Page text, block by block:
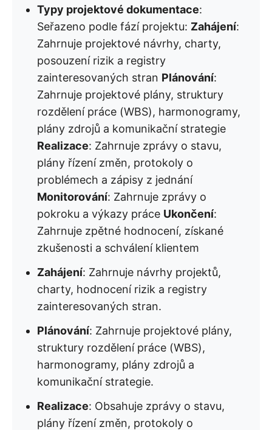
Typy projektové dokumentace:
Seřazeno podle fází projektu: Zahájení:
Zahrnuje projektové návrhy, charty,
posouzení rizik a registry
zainteresovaných stran Plánování:
Zahrnuje projektové plány, struktury
rozdělení práce (WBS), harmonogramy,
plány zdrojů a komunikační strategie
Realizace: Zahrnuje zprávy o stavu,
plány řízení změn, protokoly o
problémech a zápisy z jednání
Monitorování: Zahrnuje zprávy o
pokroku a výkazy práce Ukončení:
Zahrnuje zpětné hodnocení, získané
zkušenosti a schválení klientem
Zahájení: Zahrnuje návrhy projektů,
charty, hodnocení rizik a registry
zainteresovaných stran.
Plánování: Zahrnuje projektové plány,
struktury rozdělení práce (WBS),
harmonogramy, plány zdrojů a
komunikační strategie.
Realizace: Obsahuje zprávy o stavu,
plány řízení změn, protokoly o